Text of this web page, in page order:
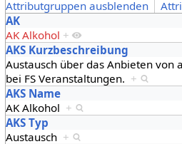
Attributgruppen ausblenden
AK
AK Alkohol +
AKS Kurzbeschreibung
Austausch über das Anbieten von
bei FS Veranstaltungen. +
AKS Name
AK Alkohol +
AKS Typ
Austausch +